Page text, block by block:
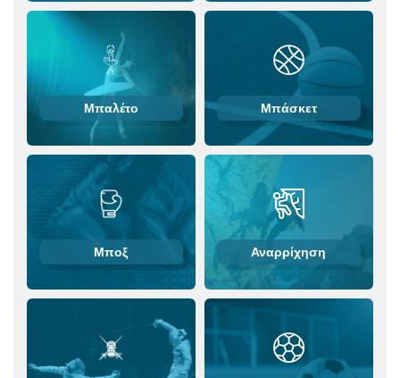
Μπαλέτο Μπάσκετ
Μποξ Αναρρίχηση